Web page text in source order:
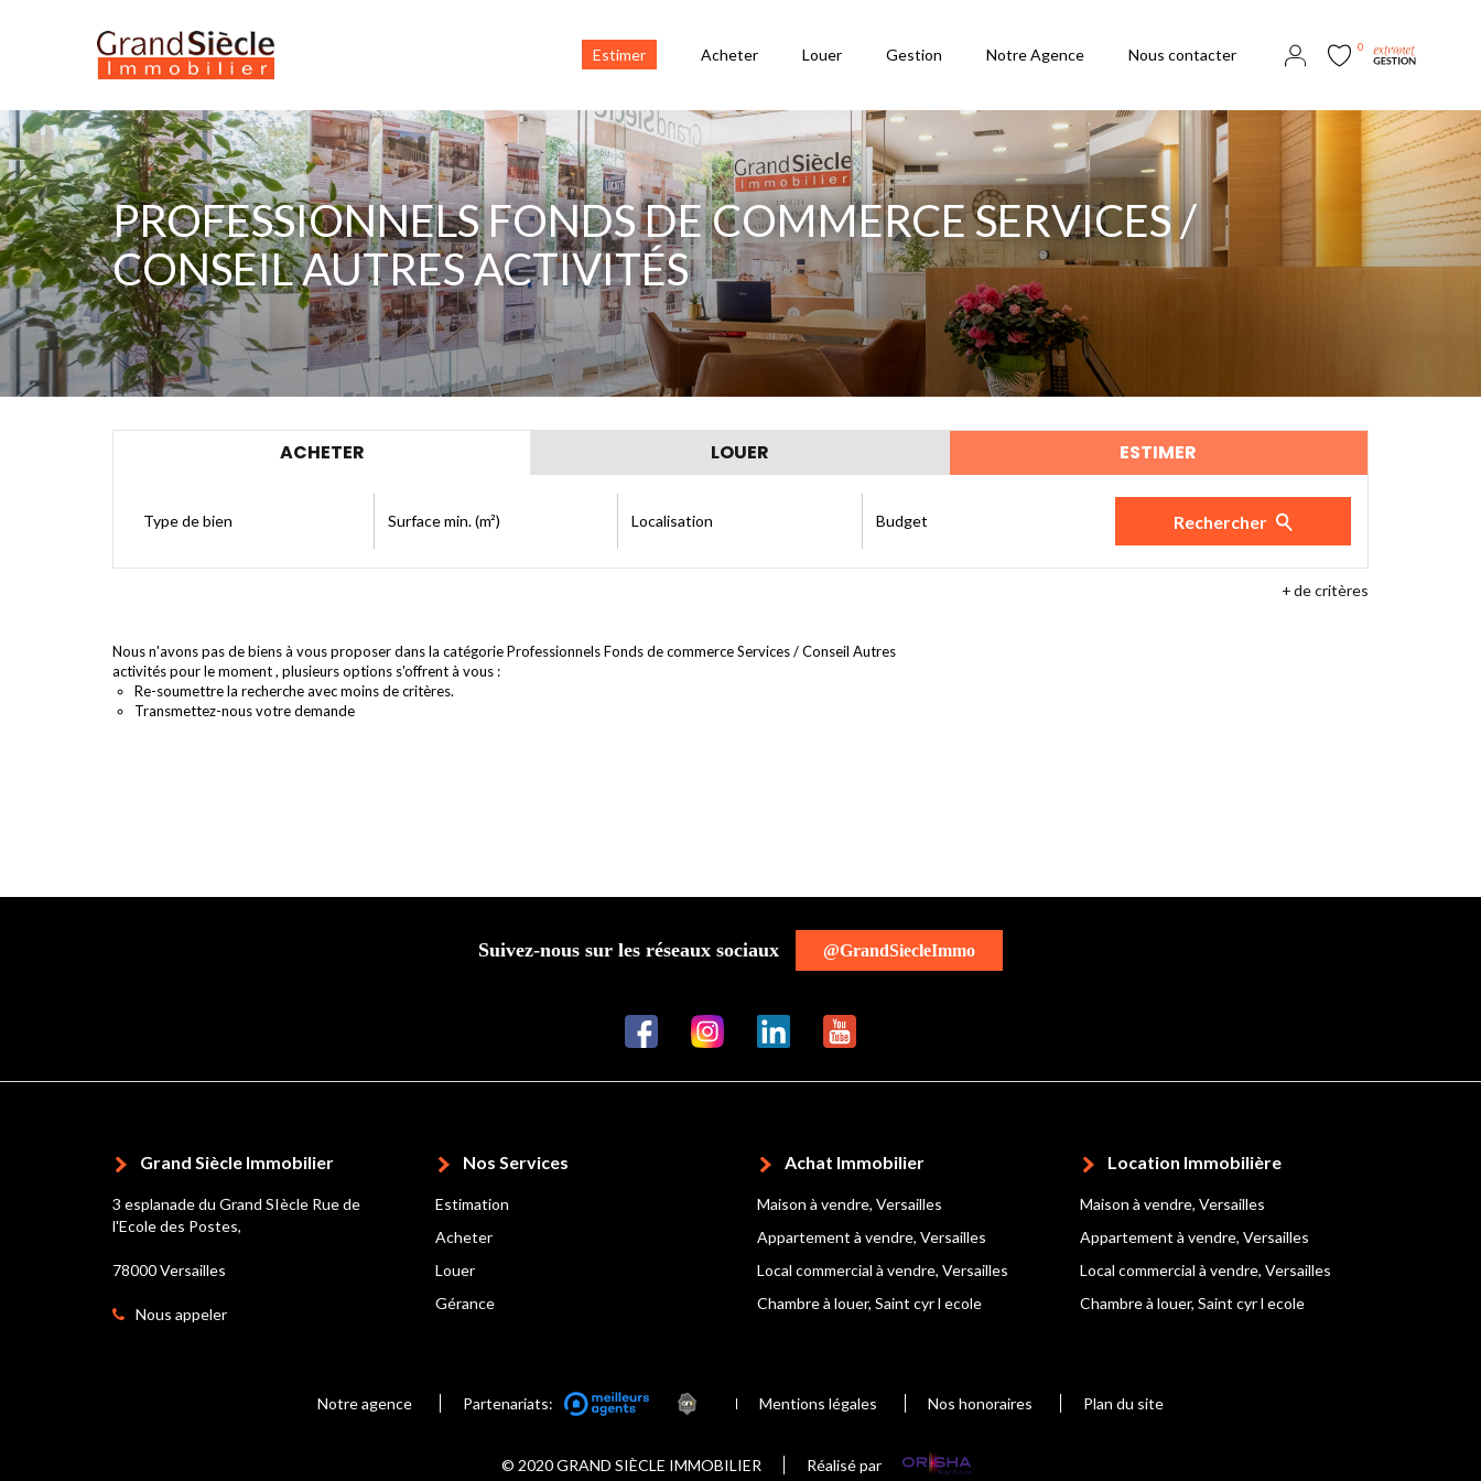
Estimer Acheter Louer Gestion Notre Agence Nous contacter 0
PROFESSIONNELS FONDS DE COMMERCE SERVICES /
CONSEIL AUTRES ACTIVITÉS
ACHETER LOUER ESTIMER
Type de bien Surface min. (m²) Localisation Budget Rechercher
+de critères
Nous n'avons pas de biens à vous proposer dans la catégorie Professionnels Fonds de commerce Services / Conseil Autres
activités pour le moment , plusieurs options s'offrent à vous :
Re-soumettre la recherche avec moins de critères.
Transmettez-nous votre demande
Suivez-nous sur les réseaux sociaux @GrandSiecleImmo
Grand Siècle Immobilier
3 esplanade du Grand SIècle Rue de
l'Ecole des Postes,
78000 Versailles
Nous appeler
Nos Services
Estimation
Acheter
Louer
Gérance
Achat Immobilier
Maison à vendre, Versailles
Appartement à vendre, Versailles
Local commercial à vendre, Versailles
Chambre à louer, Saint cyr l ecole
Location Immobilière
Maison à vendre, Versailles
Appartement à vendre, Versailles
Local commercial à vendre, Versailles
Chambre à louer, Saint cyr l ecole
Notre agence Partenariats: Mentions légales Nos honoraires Plan du site
© 2020 GRAND SIÈCLE IMMOBILIER Réalisé par